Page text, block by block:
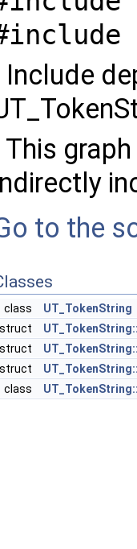
Include
This
to the
class
UT_TokenString
struct
struct
struct
class